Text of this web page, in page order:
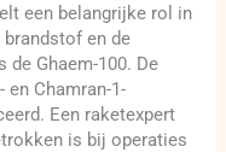
een belangrijke rol in
en de
de Ghaem-100. De
en Chamran-1-
Een raketexpert
is bij operaties